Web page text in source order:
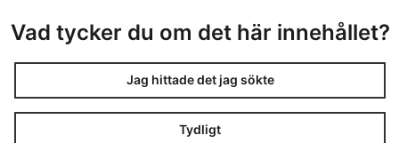
Vad tycker du om det här innehållet?
Jag hittade det jag sökte
Tydligt